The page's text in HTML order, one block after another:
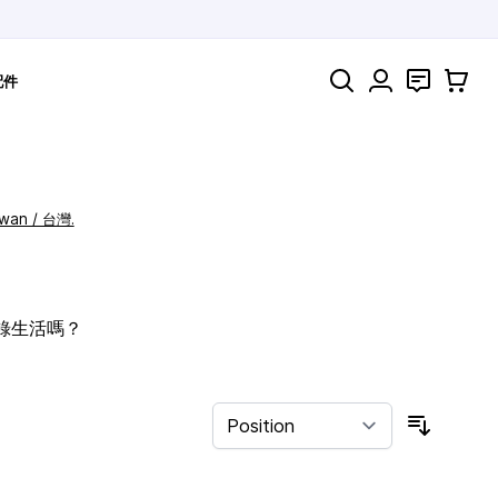
件 Search 聯絡 購物車
/ 台灣.
生活嗎？